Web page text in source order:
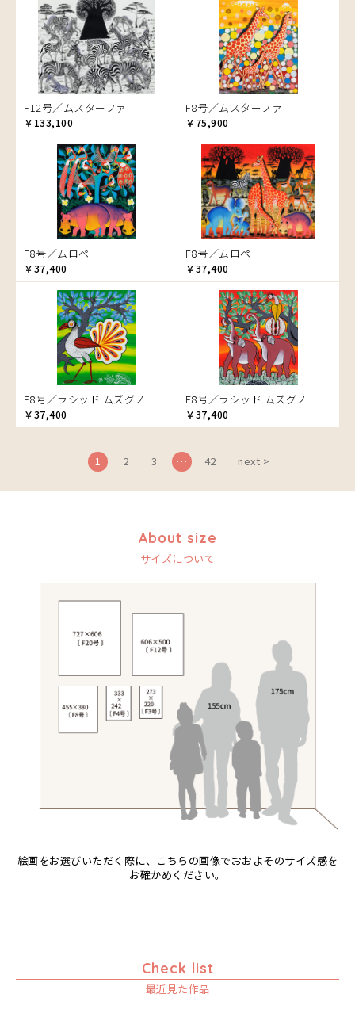
ニワトリ
バオバブの木
バッファロー
花
ヒョウ
フクロウ
ブドウの木
フラミンゴ
ヘビ
ペンギン
星空
マーケット
マサイ
マンゴーの木
水浴び
湖
夕日
ライオン
漁
ワニ
F12号／ムスターファ
￥133,100
F8号／ムスターファ
￥75,900
F8号／ムロペ
￥37,400
F8号／ムロペ
￥37,400
F8号／ラシッド.ムズグノ
￥37,400
F8号／ラシッド.ムズグノ
￥37,400
1 2 3 … 42 next >
About size
サイズについて
絵画をお選びいただく際に、こちらの画像でおおよそのサイズ感を
お確かめください。
Check list
最近見た作品